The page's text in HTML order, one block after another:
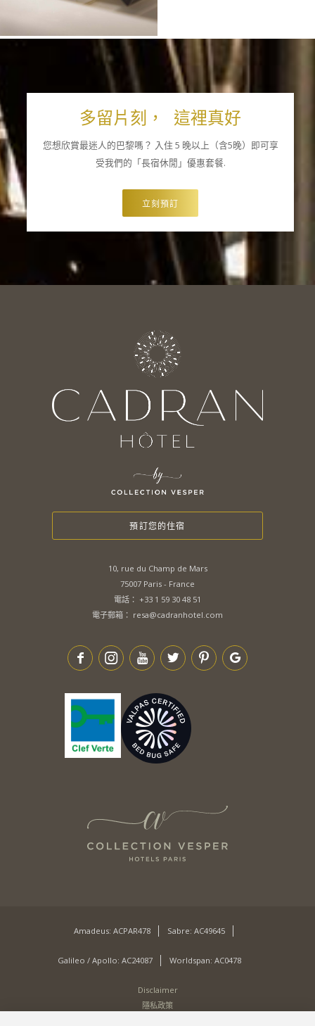
多留片刻， 這裡真好
您想欣賞最迷人的巴黎嗎？ 入住 5 晚以上（含5晚）即可享
受我們的「長宿休閒」優惠套餐.
立刻預訂
預訂您的住宿
10, rue du Champ de Mars
75007 Paris - France
電話： +33 1 59 30 48 51
電子郵箱： resa@cadranhotel.com
Amadeus: ACPAR478 Sabre: AC49645
Galileo / Apollo: AC24087 Worldspan: AC0478
Disclaimer
隱私政策